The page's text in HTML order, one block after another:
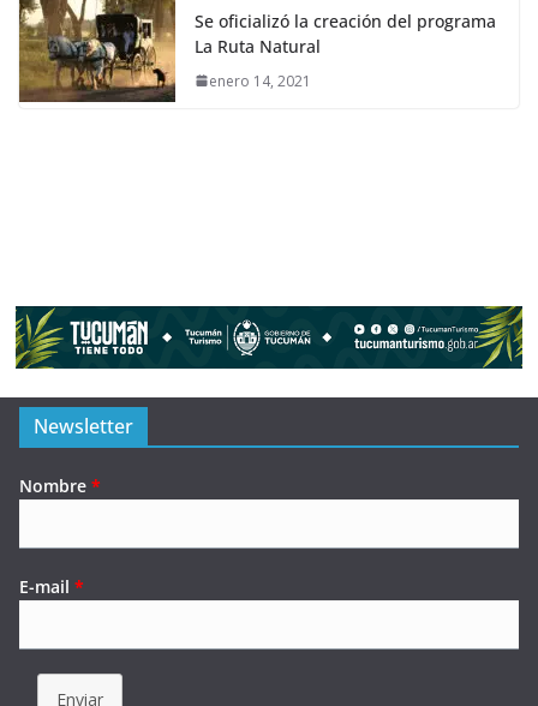
Se oficializó la creación del programa
La Ruta Natural
enero 14, 2021
Newsletter
Nombre *
E-mail *
Enviar